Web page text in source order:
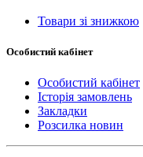
Товари зі знижкою
Особистий кабінет
Особистий кабінет
Історія замовлень
Закладки
Розсилка новин